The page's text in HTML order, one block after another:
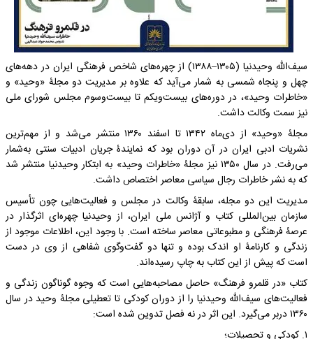
سیف‌الله وحیدنیا‌ (۱۳۰۵–۱۳۸۸) از چهره‌های شاخص فرهنگی ایران در دهه‌های
چهل و پنجاه شمسی به شمار می‌آید که علاوه بر مدیریت دو مجلۀ «وحید» و
«خاطرات وحید»، در دوره‌های بیست‌ویکم تا بیست‌وسوم مجلس شورای ملی
نیز سمت وکالت داشت.
مجلۀ «وحید» از دی‌ماه ۱۳۴۲ تا اسفند ۱۳۶۰ منتشر می‌شد و از مهم‌ترین
نشریات ادبی ایران در آن دوران بود که نمایندۀ جریان ادبیات سنتی به‌شمار
می‌رفت. در سال ۱۳۵۰ نیز مجلۀ «خاطرات وحید» به ابتکار وحیدنیا منتشر شد
که به نشر خاطرات رجال سیاسی معاصر اختصاص داشت.
مدیریت این دو مجله، سابقۀ وکالت در مجلس و فعالیت‌هایی چون تأسیس
سازمان بین‌المللی کتاب و آژانس ملی ایران، از وحیدنیا چهره‌ای اثرگذار در
عرصۀ فرهنگی و مطبوعاتی معاصر ساخته است. با وجود این، اطلاعات موجود از
زندگی و کارنامۀ او اندک بوده و تنها دو گفت‌وگوی شفاهی از وی در دست
است که پیش از این کتاب به چاپ رسیده‌اند.
کتاب «در قلمرو فرهنگ» حاصل مصاحبه‌هایی است که وجوه گوناگون زندگی و
فعالیت‌های سیف‌الله وحیدنیا را از دوران کودکی تا تعطیلی مجلۀ وحید در سال
۱۳۶۰ دربر می‌گیرد. این اثر در نه فصل تدوین شده است:
۱. کودکی و تحصیلات؛